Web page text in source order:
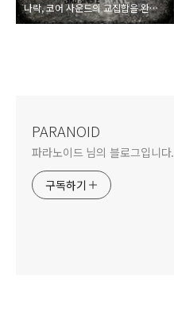
나락, 코어 사운드의 교집합을 완성한
PARANOID
파라노이드 님의 블로그입니다.
구독하기